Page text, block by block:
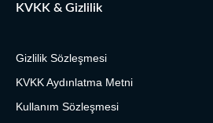
KVKK & Gizlilik
Gizlilik Sözleşmesi
KVKK Aydınlatma Metni
Kullanım Sözleşmesi